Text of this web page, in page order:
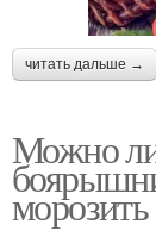
читать дальше →
Можно